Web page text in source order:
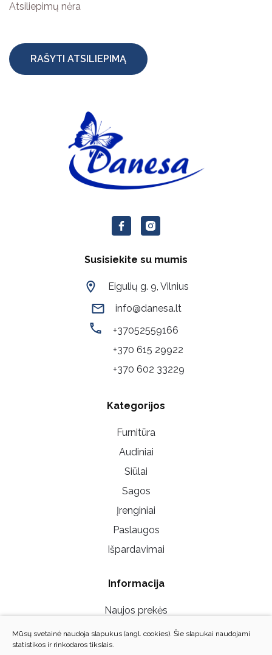
Atsiliepimų nėra
RAŠYTI ATSILIEPIMĄ
Susisiekite su mumis
Eigulių g. 9, Vilnius
info@danesa.lt
+37052559166
+370 615 29922
+370 602 33229
Kategorijos
Furnitūra
Audiniai
Siūlai
Sagos
Įrenginiai
Paslaugos
Išpardavimai
Informacija
Naujos prekės
Mūsų parduotuvės
Susisiekite su mumis
Mūsų svetainė naudoja slapukus (angl. cookies). Šie slapukai naudojami
statistikos ir rinkodaros tikslais.